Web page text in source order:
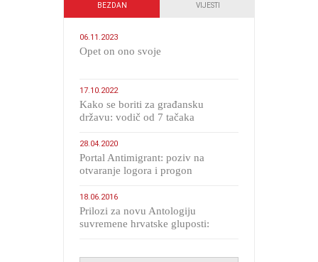
BEZDAN VIJESTI
06.11.2023
​Opet on ono svoje
17.10.2022
Kako se boriti za građansku
državu: vodič od 7 tačaka
28.04.2020
Portal Antimigrant: poziv na
otvaranje logora i progon
18.06.2016
Prilozi za novu Antologiju
suvremene hrvatske gluposti: